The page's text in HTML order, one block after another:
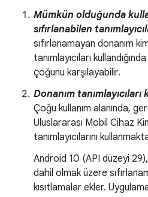
Mümkün olduğunda
sıfırlanabilen
sıfırlanamayan donanım
tanımlayıcıları
çoğunu karşılayabilir.
Donanım
Çoğu kullanım alanında,
Uluslararası Mobil Cihaz
tanımlayıcılarını
Android 10 (API düzeyi
dahil olmak üzere
kısıtlamalar ekler.